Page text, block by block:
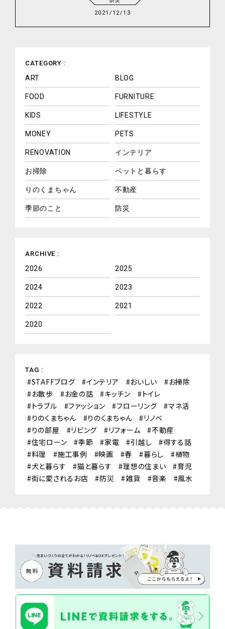
2021/12/13
CATEGORY :
ART BLOG
FOOD FURNITURE
KIDS LIFESTYLE
MONEY PETS
RENOVATION インテリア
お掃除 ペットと暮らす
りのくまちゃん 不動産
季節のこと 防災
ARCHIVE :
2026 2025
2024 2023
2022 2021
2020
TAG :
STAFFブログ インテリア おいしい
お掃除
お散歩
お金の話 キッチン
トイレ
トラブル
ファッション フローリング
マネ活
りのくまちゃん
りのくまちゃん
リノベ
りの部屋
リビング リフォーム
不動産
住宅ローン
季節 家電 引越し
得する話
料理
施工事例 映画 春 暮らし
植物
犬と暮らす
猫と暮らす 理想の住まい
育児
街に愛されるお店
防災 雑貨 音楽 風水